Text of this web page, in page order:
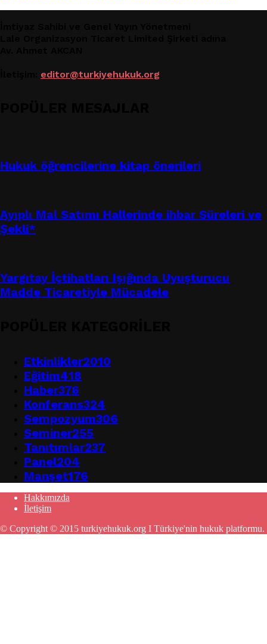
editor@turkiyehukuk.org
Hukuk öğrencilerine kitap önerileri
Ayıplı Mal Satımı Hallerinde ihbar Süreleri ve
Şekli*
Yargıtay İçtihatları Işığında Uyuşturucu
Madde Ticaretiyle Mücadele
Etkinlikler2010
Eğitim418
Haber376
Konferans324
Sempozyum306
Seminer255
Tanıtımlar237
Panel204
Manşet176
Hakkımızda
İletişim
© Copyright © 2015 turkiyehukuk.org I Türkiye'nin hukuk platformu.